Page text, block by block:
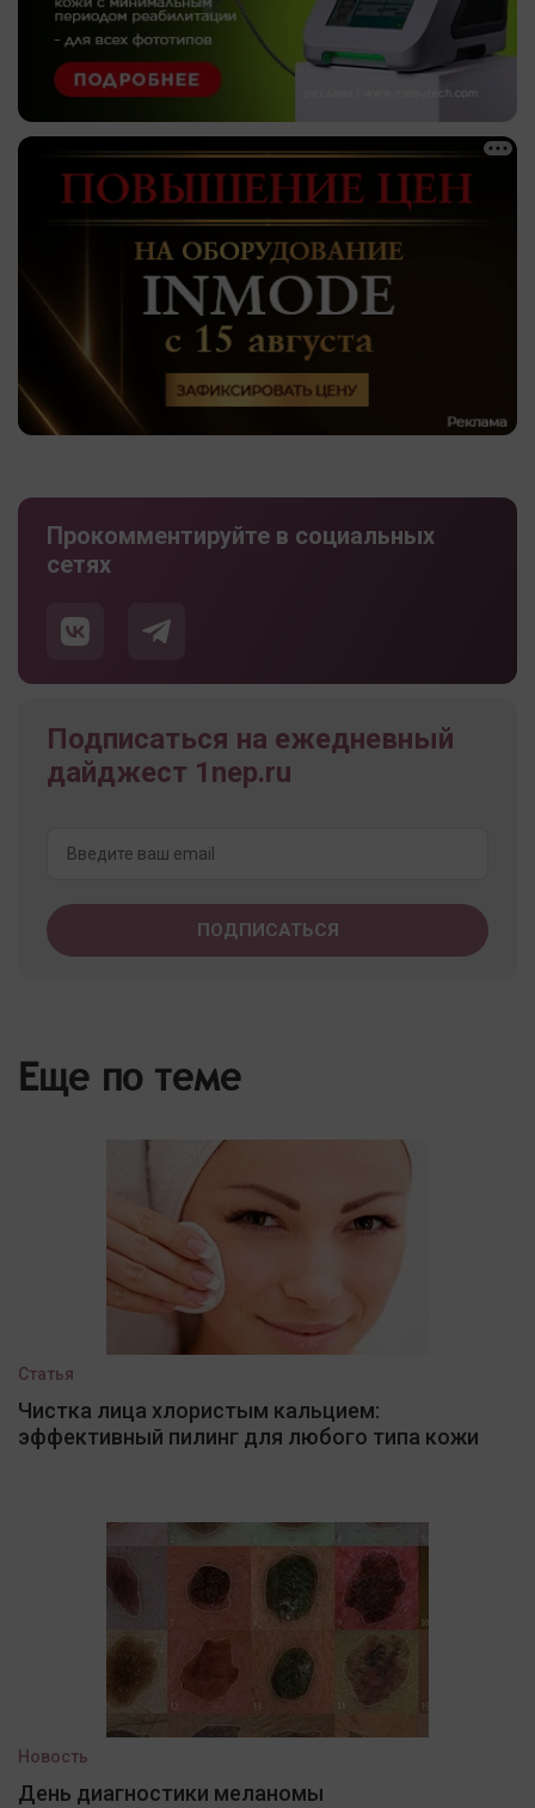
Прокомментируйте в социальных
сетях
Подписаться на ежедневный
дайджест 1nep.ru
Еще по теме
Статья
Чистка лица хлористым кальцием:
эффективный пилинг для любого типа кожи
Новость
День диагностики меланомы